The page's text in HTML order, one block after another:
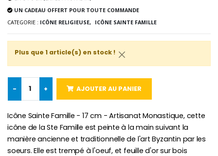
€78.00 €58.50
€9.90
€4.90
€5.00
€23.00
UN CADEAU OFFERT POUR TOUTE COMMANDE
CATEGORIE : ICÔNE RELIGIEUSE, ICÔNE SAINTE FAMILLE
Plus que 1 article(s) en stock !
- + AJOUTER AU PANIER
Icône Sainte Famille - 17 cm - Artisanat Monastique, cette
icône de la Ste Famille est peinte à la main suivant la
manière ancienne et traditionnelle de l'art Byzantin par les
soeurs. Elle est trempé à l'oeuf, et feuille d'or sur bois